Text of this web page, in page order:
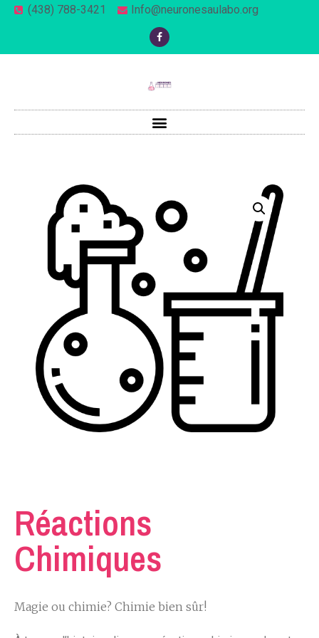
(438) 788-3421 Info@neuronesaulabo.org
Réactions
Chimiques
Magie ou chimie? Chimie bien sûr!